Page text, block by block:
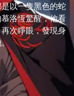
以一隻黑色的蛇
洛恆驚醒，他看
次睜眼，發現身